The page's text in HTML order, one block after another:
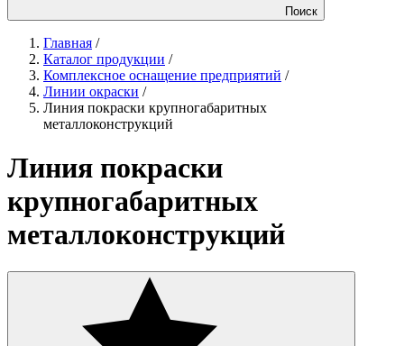
Поиск
Главная /
Каталог продукции /
Комплексное оснащение предприятий /
Линии окраски /
Линия покраски крупногабаритных
металлоконструкций
Линия покраски
крупногабаритных
металлоконструкций